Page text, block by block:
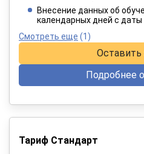
При оплате в
Внесение данных об
календарных дней с
Смотреть еще (1)
Оставить
Подробнее
Тариф Стандарт